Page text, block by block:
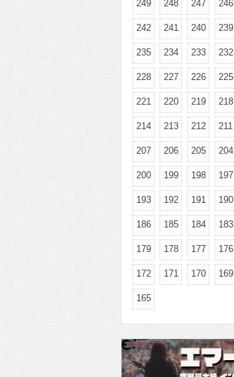
249 248 247 246
242 241 240 239
235 234 233 232
228 227 226 225
221 220 219 218
214 213 212 211
207 206 205 204
200 199 198 197
193 192 191 190
186 185 184 183
179 178 177 176
172 171 170 169
165